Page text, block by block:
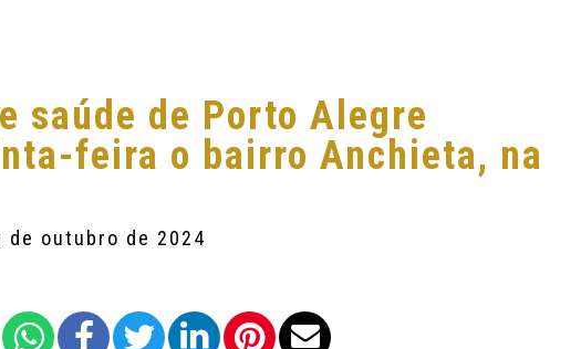
saúde de Porto Alegre
feira o bairro Anchieta, na
de outubro de 2024